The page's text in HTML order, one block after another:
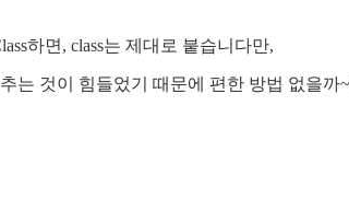
하면, class는 제대로 붙습니다만,
는 것이 힘들었기 때문에 편한 방법 없을까